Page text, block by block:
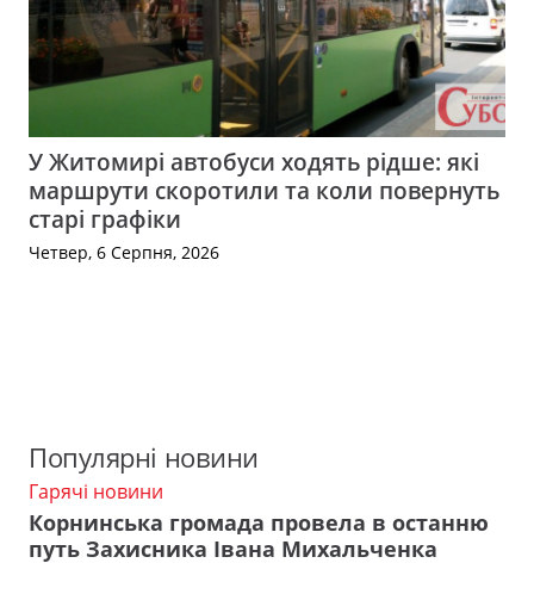
У Житомирі автобуси ходять рідше: які
маршрути скоротили та коли повернуть
старі графіки
Четвер, 6 Серпня, 2026
Популярні новини
Гарячі новини
Корнинська громада провела в останню
путь Захисника Івана Михальченка